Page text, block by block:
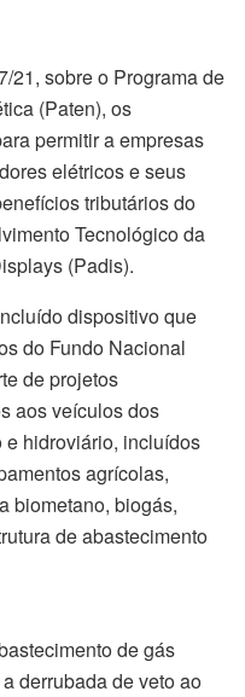
21, sobre o Programa de
(Paten), os
permitir a empresas
elétricos e seus
tributários do
Tecnológico da
(Padis).
dispositivo que
do Fundo Nacional
de projetos
aos veículos dos
e hidroviário, incluídos
agrícolas,
biometano, biogás,
de abastecimento
de gás
derrubada de veto ao